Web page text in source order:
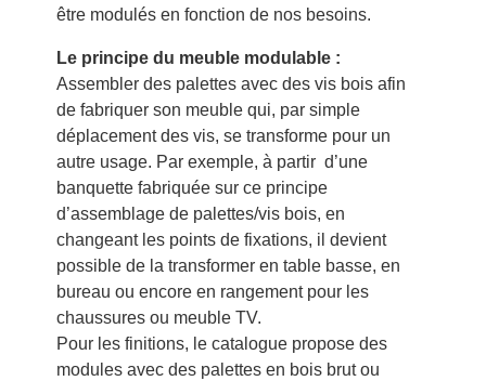
être modulés en fonction de nos besoins.
Le principe du meuble modulable :
Assembler des palettes avec des vis bois afin
de fabriquer son meuble qui, par simple
déplacement des vis, se transforme pour un
autre usage. Par exemple, à partir d’une
banquette fabriquée sur ce principe
d’assemblage de palettes/vis bois, en
changeant les points de fixations, il devient
possible de la transformer en table basse, en
bureau ou encore en rangement pour les
chaussures ou meuble TV.
Pour les finitions, le catalogue propose des
modules avec des palettes en bois brut ou